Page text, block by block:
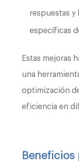
respuestas y
específicas
Estas mejoras
una
optimización
eficiencia en